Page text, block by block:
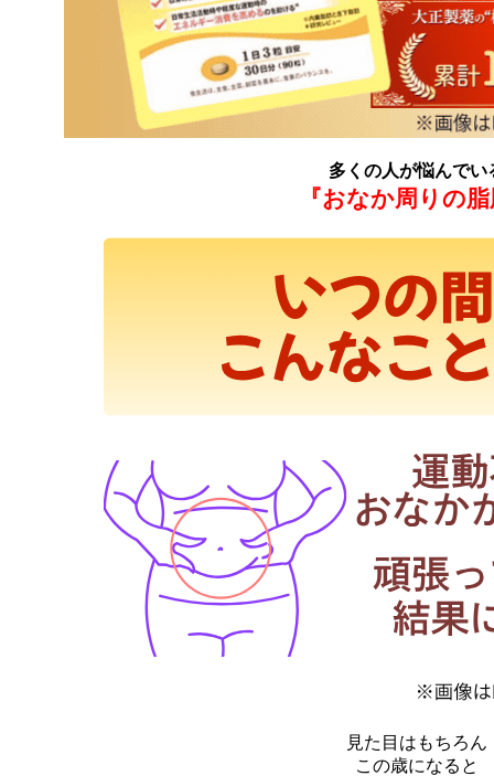
多くの人が悩んでい
『おなか周りの
見た目はもちろん
この歳になると